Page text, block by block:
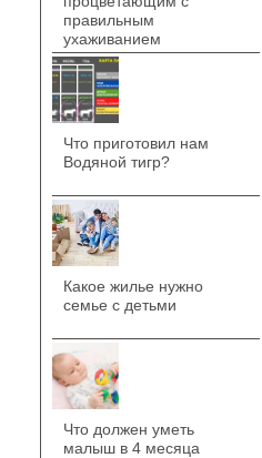
правильным
ухаживанием
Что приготовил нам
Водяной тигр?
Какое жилье нужно
семье с детьми
Что должен уметь
малыш в 4 месяца